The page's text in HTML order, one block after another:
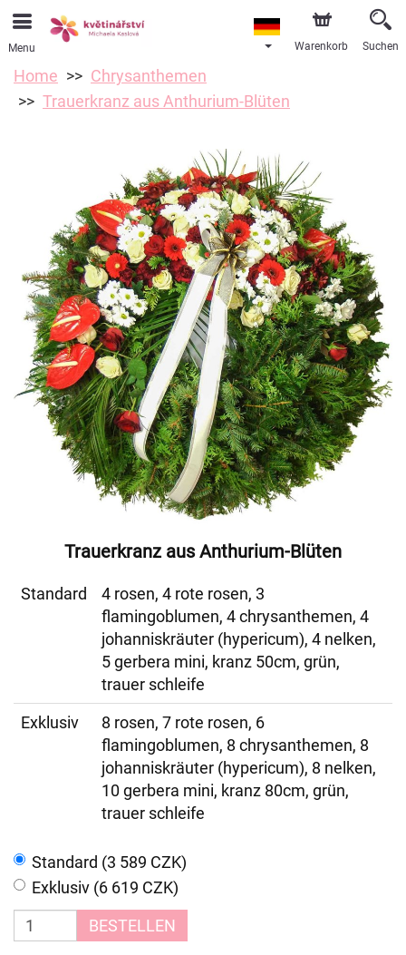
Menu Warenkorb Suchen
Home
Chrysanthemen
Trauerkranz aus Anthurium-Blüten
Trauerkranz aus Anthurium-Blüten
Standard
4 rosen, 4 rote rosen, 3
flamingoblumen, 4 chrysanthemen, 4
johanniskräuter (hypericum), 4 nelken,
5 gerbera mini, kranz 50cm, grün,
trauer schleife
Exklusiv
8 rosen, 7 rote rosen, 6
flamingoblumen, 8 chrysanthemen, 8
johanniskräuter (hypericum), 8 nelken,
10 gerbera mini, kranz 80cm, grün,
trauer schleife
Standard (3 589 CZK)
Exklusiv (6 619 CZK)
BESTELLEN